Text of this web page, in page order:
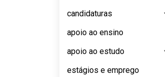
candidaturas
apoio ao ensino
apoio ao estudo
estágios e emprego